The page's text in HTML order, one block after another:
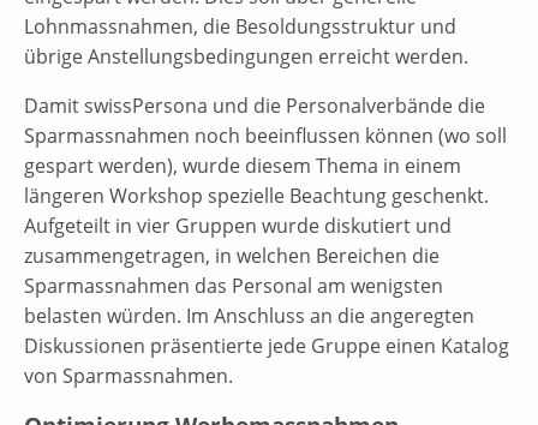
Lohnmassnahmen, die Besoldungsstruktur und
übrige Anstellungsbedingungen erreicht werden.
Damit swissPersona und die Personalverbände die
Sparmassnahmen noch beeinflussen können (wo soll
gespart werden), wurde diesem Thema in einem
längeren Workshop spezielle Beachtung geschenkt.
Aufgeteilt in vier Gruppen wurde diskutiert und
zusammengetragen, in welchen Bereichen die
Sparmassnahmen das Personal am wenigsten
belasten würden. Im Anschluss an die angeregten
Diskussionen präsentierte jede Gruppe einen Katalog
von Sparmassnahmen.